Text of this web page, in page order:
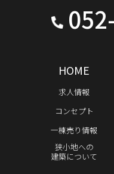
HOME
求人情報
コンセプト
一棟売り情報
狭小地への
建築について